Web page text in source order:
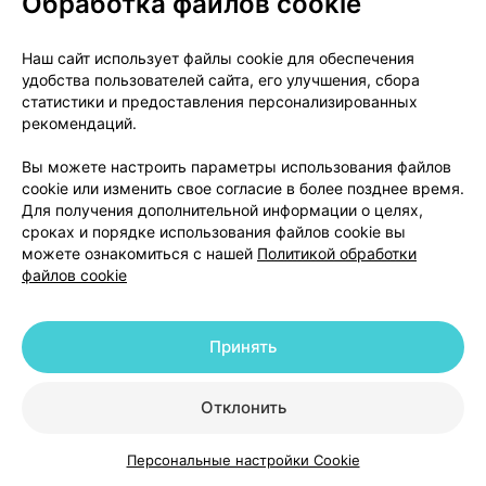
КаталогКорзинаИзбранноеПрофиль
- одышка;
- лихорадка;
- мелкие кровоизлияния и синяки на
коже, кровоточивость.
-Нефрит;
Возможные проявления:
- отек лодыжек;
- высокое кровяное давление.
Частые нежелательные реакции (могут возникать
не более чем у 1 человека из 10):
- чувство тяжести (переполнения) в желудке;
Наш сайт использует файлы cookie для обеспечения
удобства пользователей сайта, его улучшения, сбора
статистики и предоставления персонализированных
рекомендаций.
Вы можете настроить параметры использования файлов
cookie или изменить свое согласие в более позднее время.
Для получения дополнительной информации о целях,
сроках и порядке использования файлов cookie вы
можете ознакомиться с нашей Политикой обработки
файлов cookie
Отклонить
Принять
Персональные настройки Cookie